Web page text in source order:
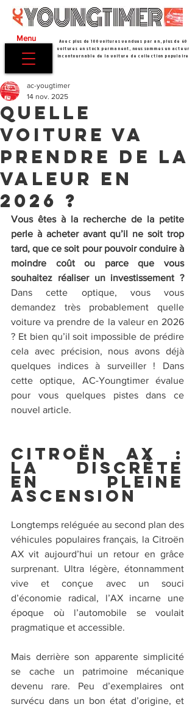
Menu
Avec plus de 100 voitures vendues par an, plus de 60
voitures en stock permanent, nous sommes un acteur
incontournable de la voiture de collection populaire
Quelle
voiture va
prendre de la
valeur en
2026 ?
ac-yougtimer
14 nov. 2025
Vous êtes à la recherche de la petite
perle à acheter avant qu’il ne soit trop
tard, que ce soit pour pouvoir conduire à
moindre coût ou parce que vous
souhaitez réaliser un investissement ?
Dans cette optique, vous vous
demandez très probablement quelle
voiture va prendre de la valeur en 2026
? Et bien qu’il soit impossible de prédire
cela avec précision, nous avons déjà
quelques indices à surveiller ! Dans
cette optique, AC-Youngtimer évalue
pour vous quelques pistes dans ce
nouvel article.
Citroën AX :
la discrète
en pleine
ascension
Longtemps reléguée au second plan des
véhicules populaires français, la Citroën
AX vit aujourd’hui un retour en grâce
surprenant. Ultra légère, étonnamment
vive et conçue avec un souci
d’économie radical, l’AX incarne une
époque où l’automobile se voulait
pragmatique et accessible.
Mais derrière son apparente simplicité
se cache un patrimoine mécanique
devenu rare. Peu d’exemplaires ont
survécu dans un bon état d’origine, et